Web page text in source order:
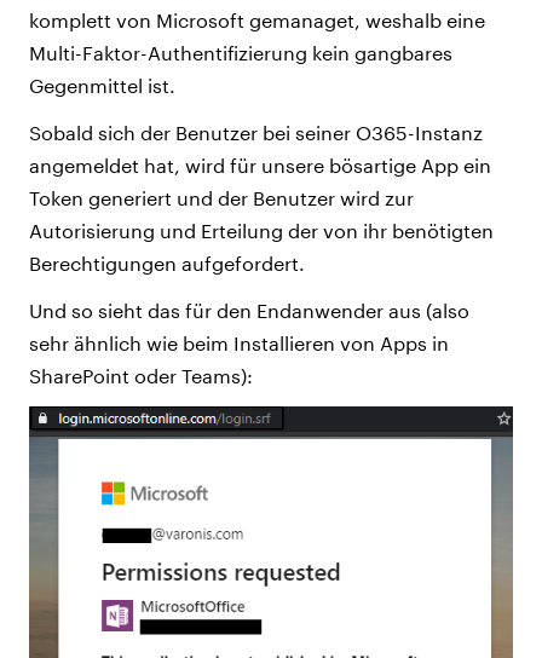
komplett von Microsoft gemanaget, weshalb eine
Multi-Faktor-Authentifizierung kein gangbares
Gegenmittel ist.
Sobald sich der Benutzer bei seiner O365-Instanz
angemeldet hat, wird für unsere bösartige App ein
Token generiert und der Benutzer wird zur
Autorisierung und Erteilung der von ihr benötigten
Berechtigungen aufgefordert.
Und so sieht das für den Endanwender aus (also
sehr ähnlich wie beim Installieren von Apps in
SharePoint oder Teams):